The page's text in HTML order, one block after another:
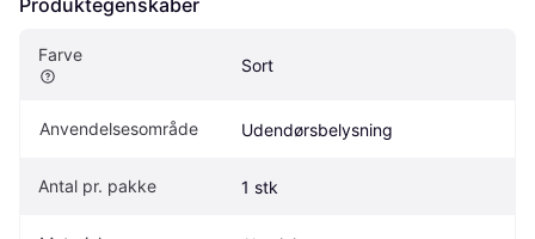
Farve
Sort
Anvendelsesområde Udendørsbelysning
Antal pr. pakke 1 stk